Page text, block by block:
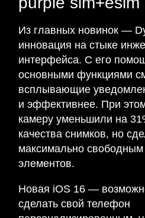
Из главных новинок —
инновация на стыке
интерфейса. С его
основными функциями
всплывающие
и эффективнее. При
камеру уменьшили на
качества снимков, но
максимально свободным
элементов.
Новая iOS 16 —
сделать свой телефон